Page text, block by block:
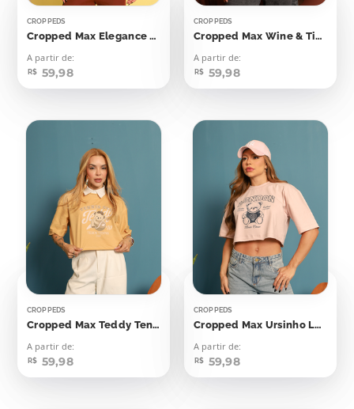
CROPPEDS
Cropped Max Elegance 28
A partir de:
R$ 59,98
CROPPEDS
Cropped Max Wine & Time Chill Cachorrinhos
A partir de:
R$ 59,98
CROPPEDS
Cropped Max Teddy Tennis Club
A partir de:
R$ 59,98
CROPPEDS
Cropped Max Ursinho London
A partir de:
R$ 59,98